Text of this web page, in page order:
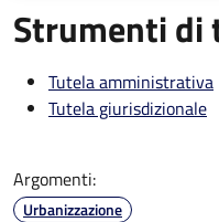
Strumenti di
Tutela amministrativa
Tutela giurisdizionale
Argomenti:
Urbanizzazione